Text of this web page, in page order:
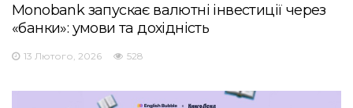
Monobank запускає валютні інвестиції через
«банки»: умови та дохідність
13 Лютого, 2026 528